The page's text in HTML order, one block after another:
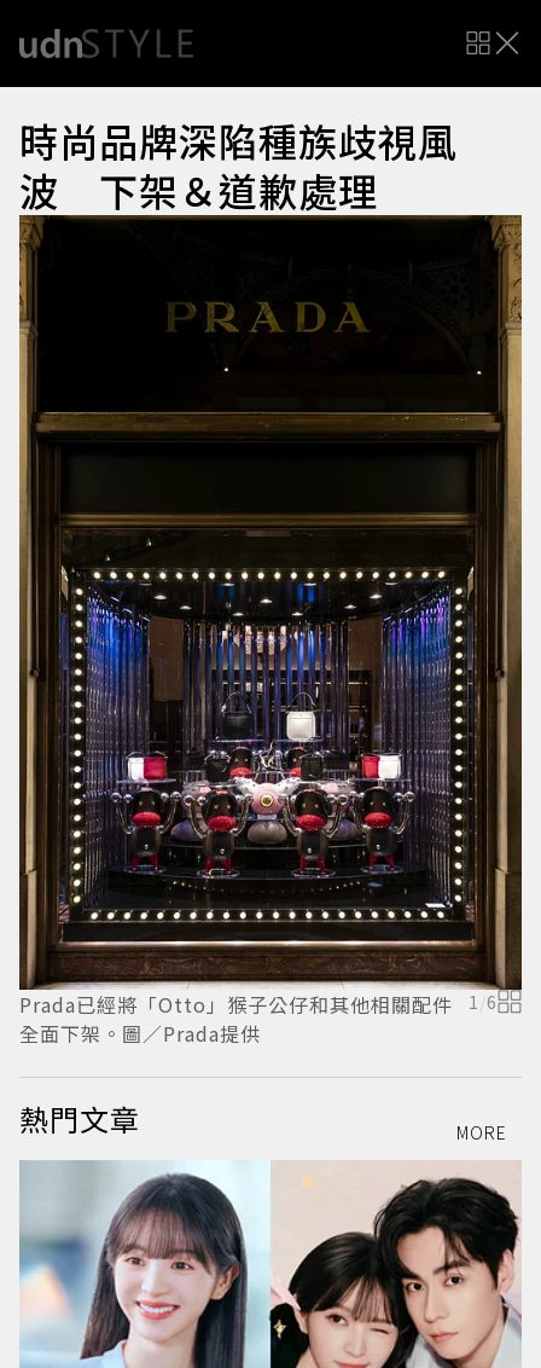
時尚品牌深陷種族歧視風
波 下架＆道歉處理
Prada已經將「Otto」猴子公仔和其他相關配件
全面下架。圖／Prada提供
1 /6
熱門文章 MORE